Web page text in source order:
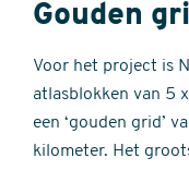
Gouden
Voor het project is
atlasblokken van 5
een ‘gouden grid’
kilometer. Het